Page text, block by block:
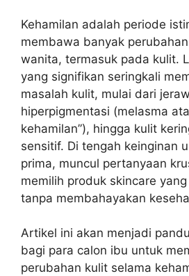
Kehamilan adalah periode
membawa banyak
wanita, termasuk pada kulit.
yang signifikan seringkali
masalah kulit, mulai dari
hiperpigmentasi (melasma
kehamilan”), hingga kulit
sensitif. Di tengah keinginan
prima, muncul pertanyaan
memilih produk skincare
tanpa membahayakan
Artikel ini akan menjadi
bagi para calon ibu untuk
perubahan kulit selama